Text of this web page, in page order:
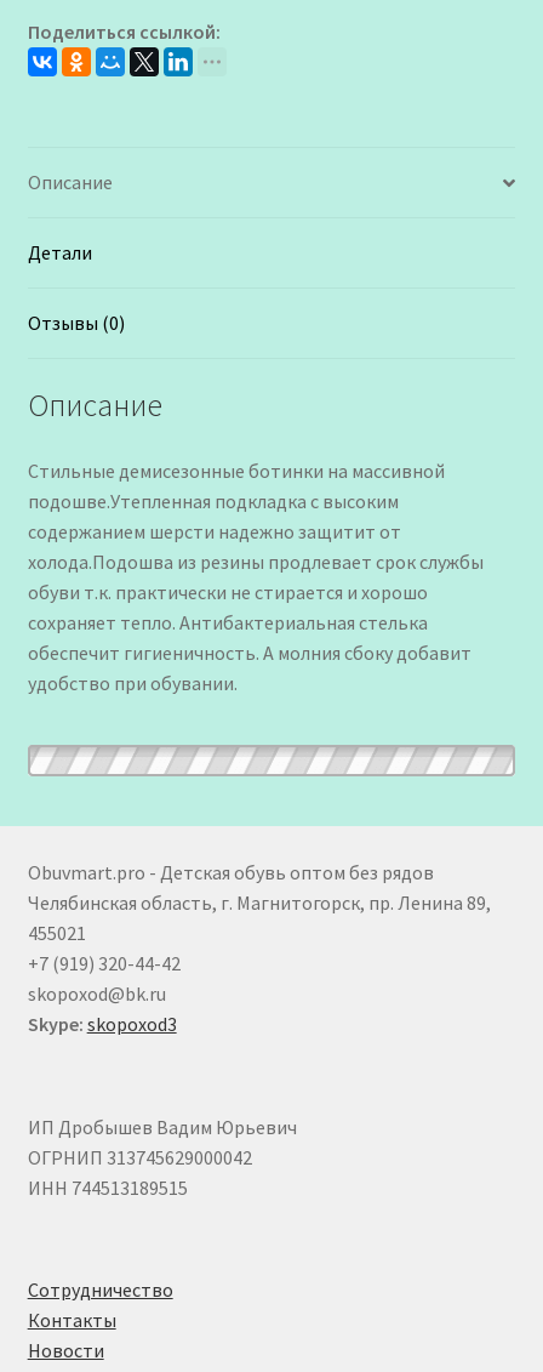
Поделиться ссылкой:
Описание
Детали
Отзывы (0)
Описание
Стильные демисезонные ботинки на массивной
подошве.Утепленная подкладка с высоким
содержанием шерсти надежно защитит от
холода.Подошва из резины продлевает срок службы
обуви т.к. практически не стирается и хорошо
сохраняет тепло. Антибактериальная стелька
обеспечит гигиеничность. А молния сбоку добавит
удобство при обувании.
Obuvmart.pro - Детская обувь оптом без рядов
Челябинская область, г. Магнитогорск, пр. Ленина 89,
455021
+7 (919) 320-44-42
skopoxod@bk.ru
Skype: skopoxod3
ИП Дробышев Вадим Юрьевич
ОГРНИП 313745629000042
ИНН 744513189515
Сотрудничество
Контакты
Новости